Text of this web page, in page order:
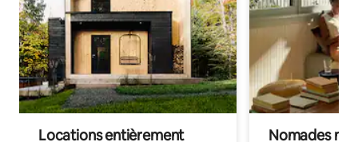
Locations entièrement Nomades